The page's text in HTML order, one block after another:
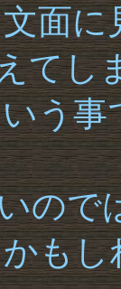
面に
てし
う
ので
も